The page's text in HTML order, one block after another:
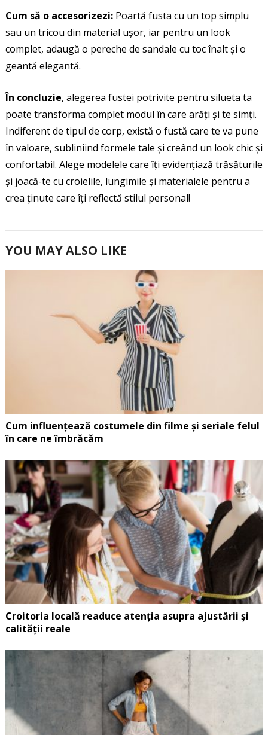
Cum să o accesorizezi:Poartă fusta cu un top simplu
sau un tricou din material ușor, iar pentru un look
complet, adaugă o pereche de sandale cu toc înalt și o
geantă elegantă.
În concluzie, alegerea fustei potrivite pentru silueta ta
poate transforma complet modul în care arăți și te simți.
Indiferent de tipul de corp, există o fustă care te va pune
în valoare, subliniind formele tale și creând un look chic și
confortabil. Alege modelele care îți evidențiază trăsăturile
și joacă-te cu croielile, lungimile și materialele pentru a
crea ținute care îți reflectă stilul personal!
YOU MAY ALSO LIKE
Cum influențează costumele din filme și seriale felul
în care ne îmbrăcăm
Croitoria locală readuce atenția asupra ajustării și
calității reale